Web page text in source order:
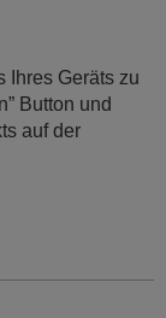
Ihres Geräts zu
Button und
auf der